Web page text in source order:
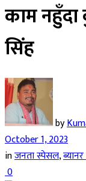
काम
सिंह
by
October 1, 2023
inजनता स्पेसल,
0